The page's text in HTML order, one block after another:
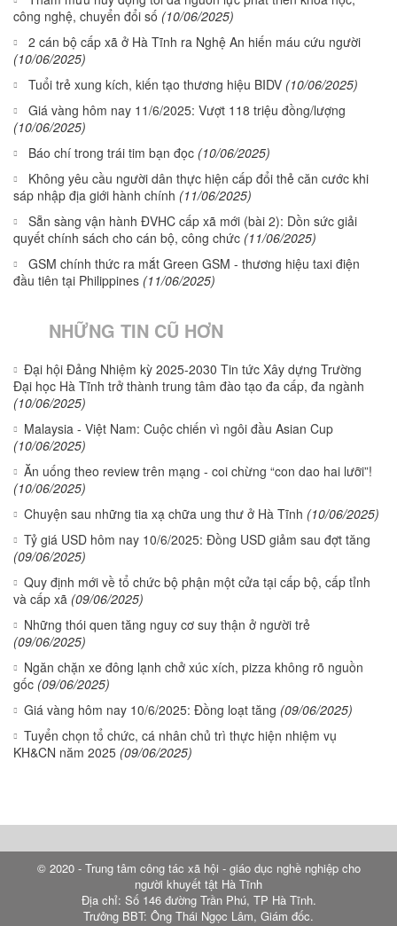
công nghệ, chuyển đổi số (10/06/2025)
2 cán bộ cấp xã ở Hà Tĩnh ra Nghệ An hiến máu cứu người
(10/06/2025)
Tuổi trẻ xung kích, kiến tạo thương hiệu BIDV (10/06/2025)
Giá vàng hôm nay 11/6/2025: Vượt 118 triệu đồng/lượng
(10/06/2025)
Báo chí trong trái tim bạn đọc (10/06/2025)
Không yêu cầu người dân thực hiện cấp đổi thẻ căn cước khi
sáp nhập địa giới hành chính (11/06/2025)
Sẵn sàng vận hành ĐVHC cấp xã mới (bài 2): Dồn sức giải
quyết chính sách cho cán bộ, công chức (11/06/2025)
GSM chính thức ra mắt Green GSM - thương hiệu taxi điện
đầu tiên tại Philippines (11/06/2025)
NHỮNG TIN CŨ HƠN
Đại hội Đảng Nhiệm kỳ 2025-2030 Tin tức Xây dựng Trường
Đại học Hà Tĩnh trở thành trung tâm đào tạo đa cấp, đa ngành
(10/06/2025)
Malaysia - Việt Nam: Cuộc chiến vì ngôi đầu Asian Cup
(10/06/2025)
Ăn uống theo review trên mạng - coi chừng “con dao hai lưỡi”!
(10/06/2025)
Chuyện sau những tia xạ chữa ung thư ở Hà Tĩnh (10/06/2025)
Tỷ giá USD hôm nay 10/6/2025: Đồng USD giảm sau đợt tăng
(09/06/2025)
Quy định mới về tổ chức bộ phận một cửa tại cấp bộ, cấp tỉnh
và cấp xã (09/06/2025)
Những thói quen tăng nguy cơ suy thận ở người trẻ
(09/06/2025)
Ngăn chặn xe đông lạnh chở xúc xích, pizza không rõ nguồn
gốc (09/06/2025)
Giá vàng hôm nay 10/6/2025: Đồng loạt tăng (09/06/2025)
Tuyển chọn tổ chức, cá nhân chủ trì thực hiện nhiệm vụ
KH&CN năm 2025 (09/06/2025)
© 2020 - Trung tâm công tác xã hội - giáo dục nghề nghiệp cho
người khuyết tật Hà Tĩnh
Địa chỉ: Số 146 đường Trần Phú, TP Hà Tĩnh.
Trưởng BBT: Ông Thái Ngọc Lâm, Giám đốc.